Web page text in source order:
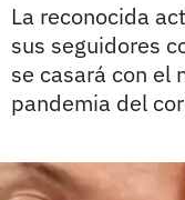
La reconocida
sus seguidores
se casará con el
pandemia del